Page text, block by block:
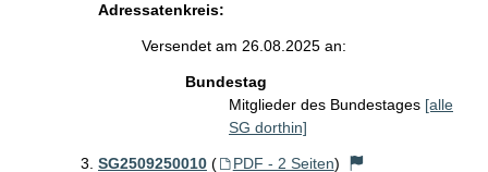
Adressatenkreis:
Versendet am 26.08.2025 an:
Bundestag
Mitglieder des Bundestages [alle
SG dorthin]
SG2509250010 ( PDF - 2 Seiten)